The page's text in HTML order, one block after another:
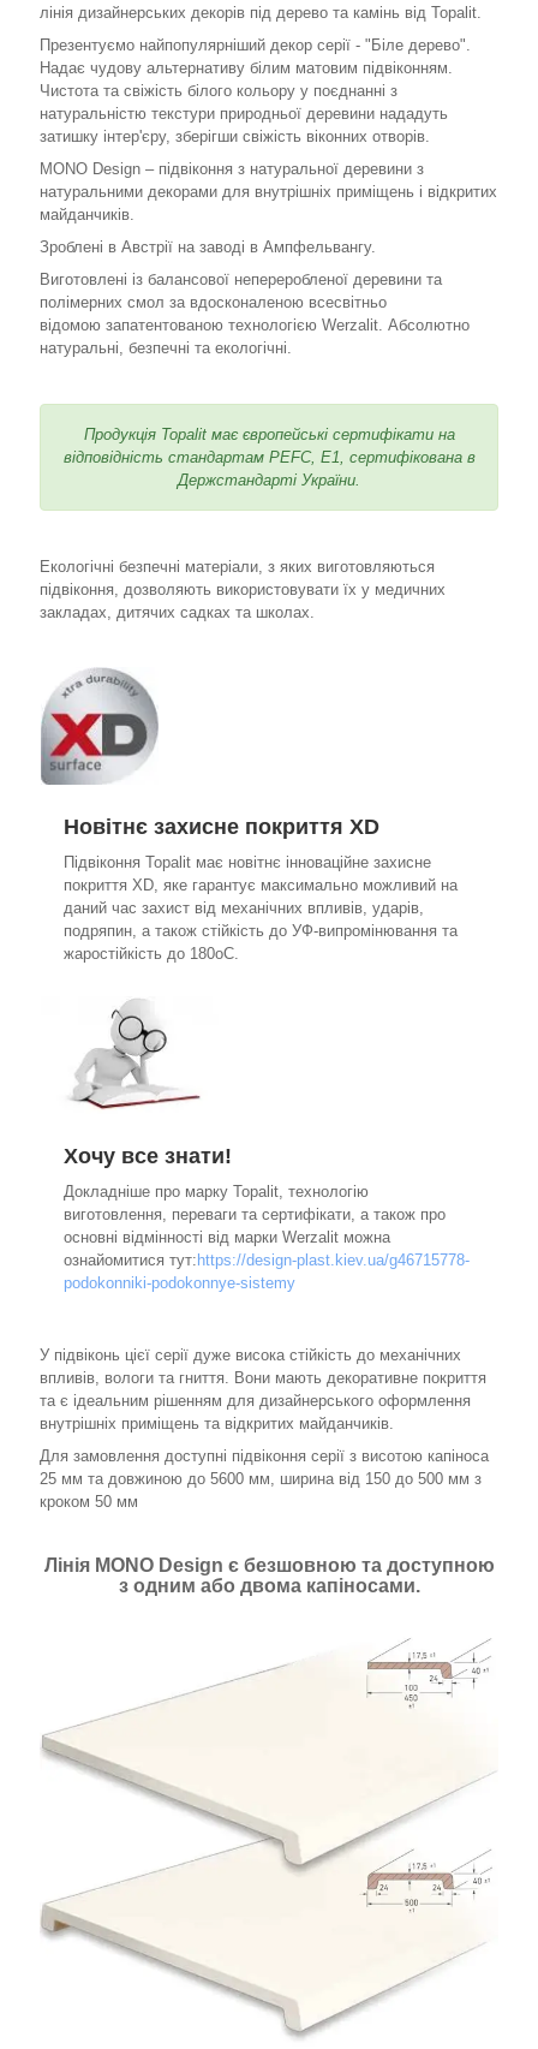
лінія дизайнерських декорів під дерево та камінь від Topalit.
Презентуємо найпопулярніший декор серії - "Біле дерево".
Надає чудову альтернативу білим матовим підвіконням.
Чистота та свіжість білого кольору у поєднанні з
натуральністю текстури природньої деревини нададуть
затишку інтер'єру, зберігши свіжість віконних отворів.
MONO Design – підвіконня з натуральної деревини з
натуральними декорами для внутрішніх приміщень і відкритих
майданчиків.
Зроблені в Австрії на заводі в Ампфельвангу.
Виготовлені із балансової непереробленої деревини та
полімерних смол за вдосконаленою всесвітньо
відомою запатентованою технологією Werzalit. Абсолютно
натуральні, безпечні та екологічні.
Продукція Topalit має європейські сертифікати на
відповідність стандартам PEFC, Е1, сертифікована в
Держстандарті України.
Екологічні безпечні матеріали, з яких виготовляються
підвіконня, дозволяють використовувати їх у медичних
закладах, дитячих садках та школах.
Новітнє захисне покриття XD
Підвіконня Topalit має новітнє інноваційне захисне
покриття ХD, яке гарантує максимально можливий на
даний час захист від механічних впливів, ударів,
подряпин, а також стійкість до УФ-випромінювання та
жаростійкість до 180оС.
Хочу все знати!
Докладніше про марку Topalit, технологію
виготовлення, переваги та сертифікати, а також про
основні відмінності від марки Werzalit можна
ознайомитися тут: https://design-plast.kiev.ua/g46715778-
podokonniki-podokonnye-sistemy
У підвіконь цієї серії дуже висока стійкість до механічних
впливів, вологи та гниття. Вони мають декоративне покриття
та є ідеальним рішенням для дизайнерського оформлення
внутрішніх приміщень та відкритих майданчиків.
Для замовлення доступні підвіконня серії з висотою капіноса
25 мм та довжиною до 5600 мм, ширина від 150 до 500 мм з
кроком 50 мм
Лінія MONO Design є безшовною та доступною
з одним або двома капіносами.